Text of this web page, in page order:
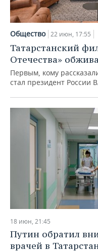
Общество 22 июн, 17:55
Татарстанский
Отечества»
Первым, кому
стал президент России
18 июн, 21:45
Путин обратил
врачей в